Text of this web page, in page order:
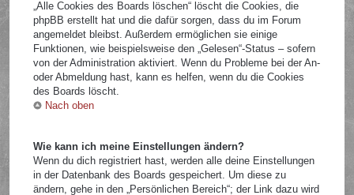
„Alle Cookies des Boards löschen“ löscht die Cookies, die
phpBB erstellt hat und die dafür sorgen, dass du im Forum
angemeldet bleibst. Außerdem ermöglichen sie einige
Funktionen, wie beispielsweise den „Gelesen“-Status – sofern
von der Administration aktiviert. Wenn du Probleme bei der An-
oder Abmeldung hast, kann es helfen, wenn du die Cookies
des Boards löscht.
Nach oben
Wie kann ich meine Einstellungen ändern?
Wenn du dich registriert hast, werden alle deine Einstellungen
in der Datenbank des Boards gespeichert. Um diese zu
ändern, gehe in den „Persönlichen Bereich“; der Link dazu wird